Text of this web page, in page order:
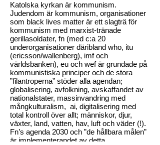
Katolska kyrkan är kommunism.
Judendom är kommunism, organisationer
som black lives matter är ett slagträ för
kommunism med marxist-tränade
gerillasoldater, fn (med c:a 20
underorganisationer däribland who, itu
(ericsson/wallenberg), imf och
världsbanken), eu och wef är grundade på
kommunistiska principer och de stora
”filantroperna” stöder alla agendan;
globalisering, avfolkning, avskaffandet av
nationalstater, massinvandring med
mångkulturalism, ai, digitalisering med
total kontroll över allt; människor, djur,
växter, land, vatten, hav, luft och väder (!).
Fn’s agenda 2030 och ”de hållbara målen”
är implementerandet av detta